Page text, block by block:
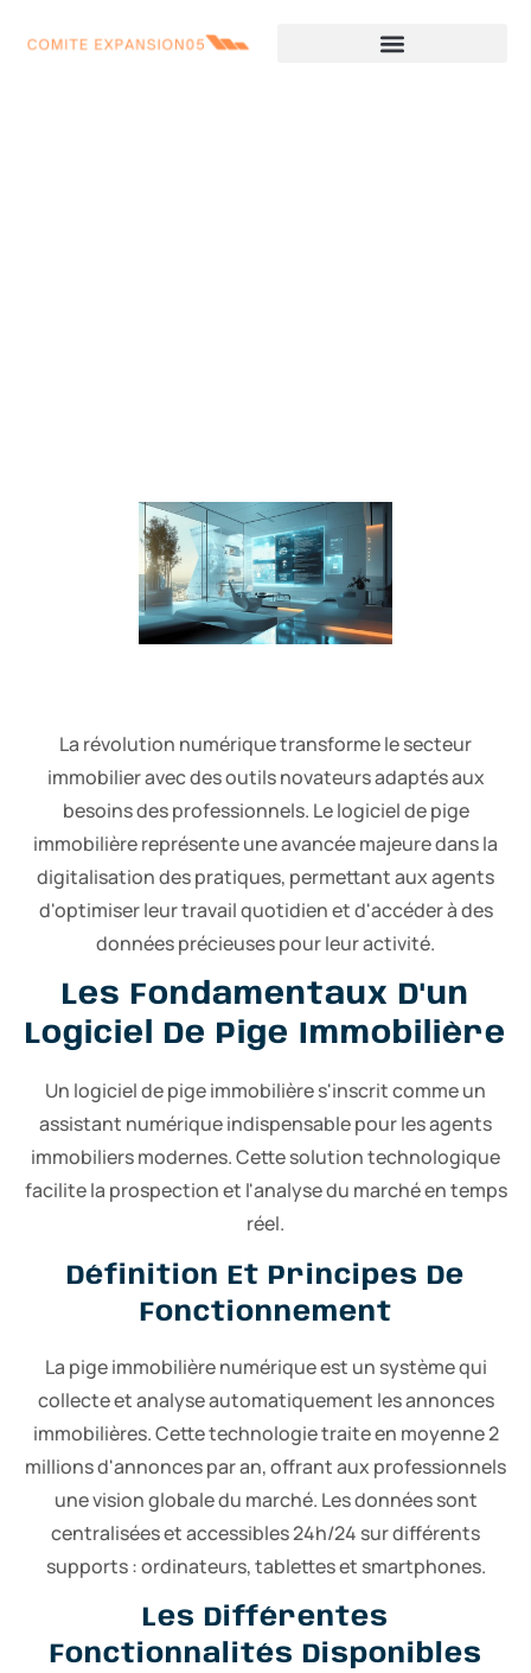
La révolution numérique transforme le secteur
immobilier avec des outils novateurs adaptés aux
besoins des professionnels. Le logiciel de pige
immobilière représente une avancée majeure dans la
digitalisation des pratiques, permettant aux agents
d'optimiser leur travail quotidien et d'accéder à des
données précieuses pour leur activité.
Les Fondamentaux D'un
Logiciel De Pige Immobilière
Un logiciel de pige immobilière s'inscrit comme un
assistant numérique indispensable pour les agents
immobiliers modernes. Cette solution technologique
facilite la prospection et l'analyse du marché en temps
réel.
Définition Et Principes De
Fonctionnement
La pige immobilière numérique est un système qui
collecte et analyse automatiquement les annonces
immobilières. Cette technologie traite en moyenne 2
millions d'annonces par an, offrant aux professionnels
une vision globale du marché. Les données sont
centralisées et accessibles 24h/24 sur différents
supports : ordinateurs, tablettes et smartphones.
Les Différentes
Fonctionnalités Disponibles